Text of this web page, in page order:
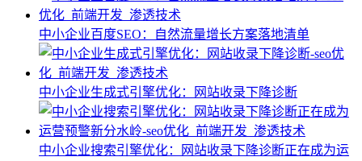
中小企业百度SEO：自然流量增长方案落地清单
中小企业生成式引擎优化：网站收录下降诊断
中小企业搜索引擎优化：网站收录下降诊断正在成为运